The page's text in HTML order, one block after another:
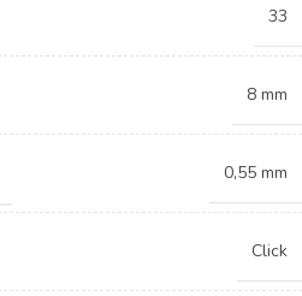
33
8 mm
0,55 mm
Click